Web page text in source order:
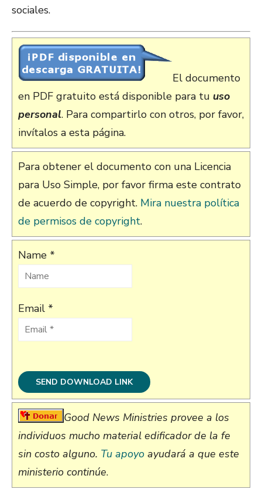
sociales.
El documento
en PDF gratuito está disponible para tu uso
personal. Para compartirlo con otros, por favor,
invítalos a esta página.
Para obtener el documento con una Licencia
para Uso Simple, por favor firma este contrato
de acuerdo de copyright. Mira nuestra política
de permisos de copyright.
Name *
Email *
Good News Ministries provee a los
individuos mucho material edificador de la fe
sin costo alguno. Tu apoyo ayudará a que este
ministerio continúe.